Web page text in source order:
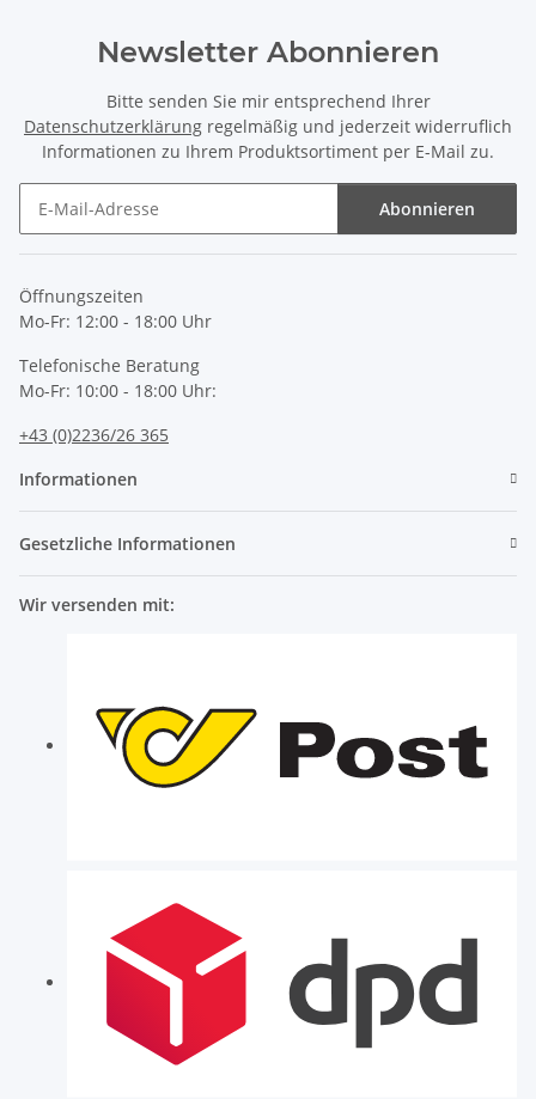
Newsletter Abonnieren
Bitte senden Sie mir entsprechend Ihrer
Datenschutzerklärung regelmäßig und jederzeit widerruflich
Informationen zu Ihrem Produktsortiment per E-Mail zu.
Abonnieren
Öffnungszeiten
Mo-Fr: 12:00 - 18:00 Uhr
Telefonische Beratung
Mo-Fr: 10:00 - 18:00 Uhr:
+43 (0)2236/26 365
Informationen
Gesetzliche Informationen
Wir versenden mit: